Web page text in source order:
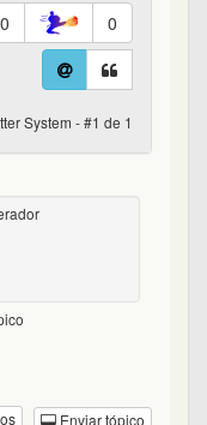
0 0
System - #1 de 1
Enviar tópico